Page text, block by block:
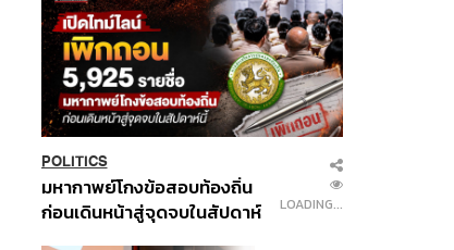
POLITICS
มหากาพย์โกงข้อสอบท้องถิ่น
ก่อนเดินหน้าสู่จุดจบในสัปดาห์
LOADING...